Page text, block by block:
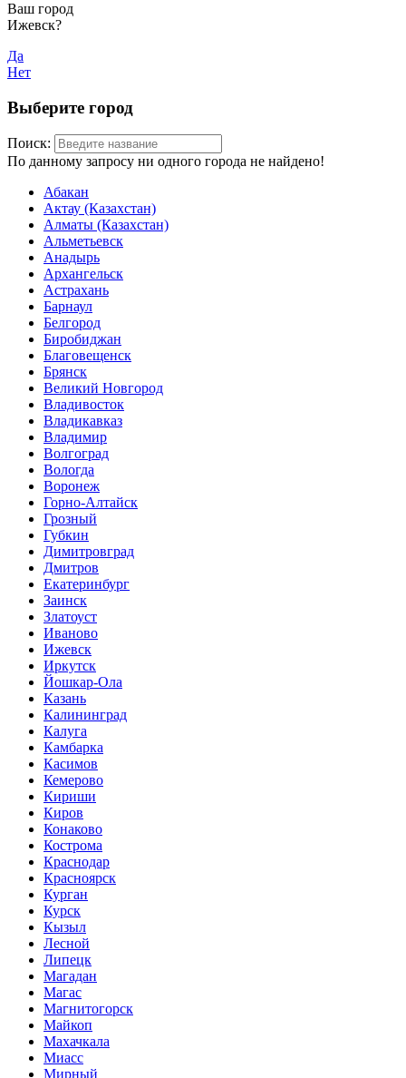
Ваш город
Ижевск?
Да
Нет
Выберите город
Поиск:
По данному запросу ни одного города не найдено!
Абакан
Актау (Казахстан)
Алматы (Казахстан)
Альметьевск
Анадырь
Архангельск
Астрахань
Барнаул
Белгород
Биробиджан
Благовещенск
Брянск
Великий Новгород
Владивосток
Владикавказ
Владимир
Волгоград
Вологда
Воронеж
Горно-Алтайск
Грозный
Губкин
Димитровград
Дмитров
Екатеринбург
Заинск
Златоуст
Иваново
Ижевск
Иркутск
Йошкар-Ола
Казань
Калининград
Калуга
Камбарка
Касимов
Кемерово
Кириши
Киров
Конаково
Кострома
Краснодар
Красноярск
Курган
Курск
Кызыл
Лесной
Липецк
Магадан
Магас
Магнитогорск
Майкоп
Махачкала
Миасс
Мирный